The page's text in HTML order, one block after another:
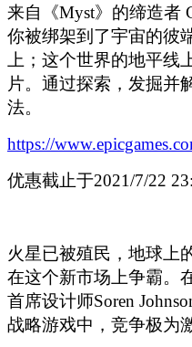
来自《Myst》的缔造者
你被绑架到了宇宙的彼
上；这个世界的地平
片。通过探索，发掘并
法。
https://
优惠截止于2021/7/22
火星已被殖民，地球上
在这个新市场上争霸。
首席设计师Soren
战略游戏中，竞争极为